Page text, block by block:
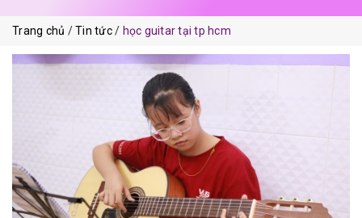
Trang chủ Tin tức học guitar tại tp hcm